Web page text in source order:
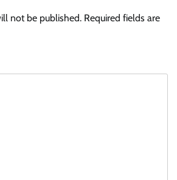
not be published. Required fields are